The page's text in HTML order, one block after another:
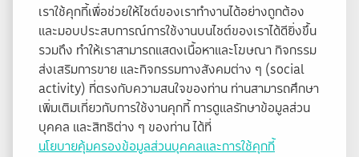
เราใช้คุกกี้เพื่อช่วยให้ไซต์ของเราทำงานได้อย่างถูกต้อง
และมอบประสบการณ์การใช้งานบนไซต์ของเราได้ดียิ่งขึ้น
รวมถึง ทำให้เราสามารถแสดงเนื้อหาและโฆษณา กิจกรรม
ส่งเสริมการขาย และกิจกรรมทางสังคมต่าง ๆ (social
activity) ที่ตรงกับความสนใจของท่าน ท่านสามารถศึกษา
เพิ่มเติมเกี่ยวกับการใช้งานคุกกี้ การดูแลรักษาข้อมูลส่วน
บุคคล และสิทธิต่าง ๆ ของท่าน ได้ที่
นโยบายคุ้มครองข้อมูลส่วนบุคคลและการใช้คุกกี้